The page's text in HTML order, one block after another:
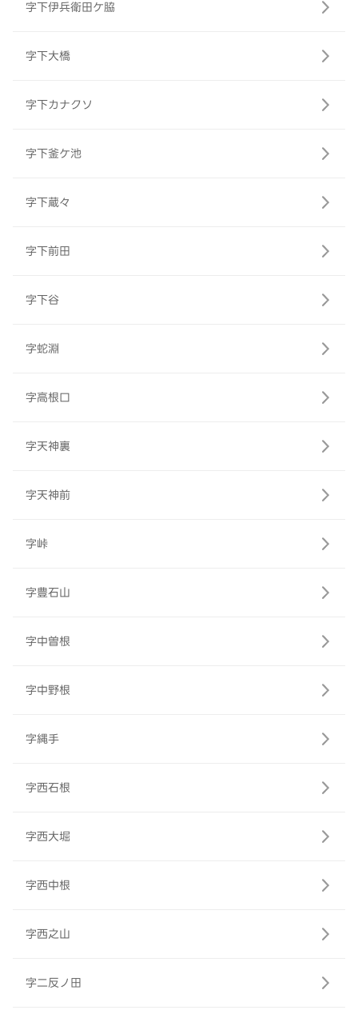
字下伊兵衛田ケ脇
字下大橋
字下カナクソ
字下釜ケ池
字下蔵々
字下前田
字下谷
字蛇淵
字高根口
字天神裏
字天神前
字峠
字豊石山
字中曽根
字中野根
字縄手
字西石根
字西大堀
字西中根
字西之山
字二反ノ田